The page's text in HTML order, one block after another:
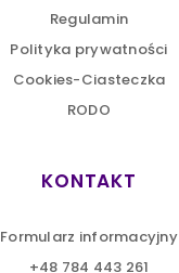
Regulamin
Polityka prywatności
Cookies-Ciasteczka
RODO
KONTAKT
Formularz informacyjny
+48 784 443 261